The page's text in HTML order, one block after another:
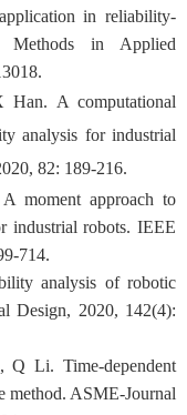
in reliability-
Methods in Applied
Han. A computational
analysis for industrial
82: 189-216.
moment approach to
industrial robots. IEEE
714.
analysis of robotic
Design, 2020, 142(4):
Q Li. Time-dependent
method. ASME-Journal